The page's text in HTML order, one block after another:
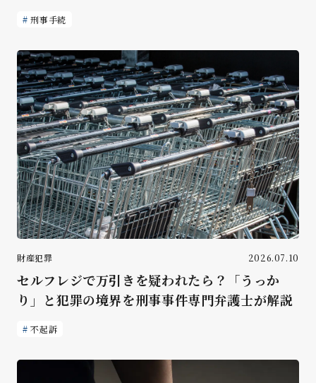
刑事手続
財産犯罪 2026.07.10
セルフレジで万引きを疑われたら？「うっか
り」と犯罪の境界を刑事事件専門弁護士が解説
不起訴